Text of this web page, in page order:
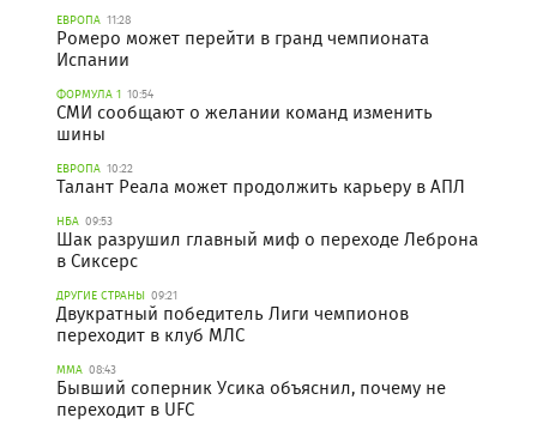
ЕВРОПА 11:28
Ромеро может перейти в гранд чемпионата
Испании
ФОРМУЛА 1 10:54
СМИ сообщают о желании команд изменить
шины
ЕВРОПА 10:22
Талант Реала может продолжить карьеру в АПЛ
НБА 09:53
Шак разрушил главный миф о переходе Леброна
в Сиксерс
ДРУГИЕ СТРАНЫ 09:21
Двукратный победитель Лиги чемпионов
переходит в клуб МЛС
ММА 08:43
Бывший соперник Усика объяснил, почему не
переходит в UFC